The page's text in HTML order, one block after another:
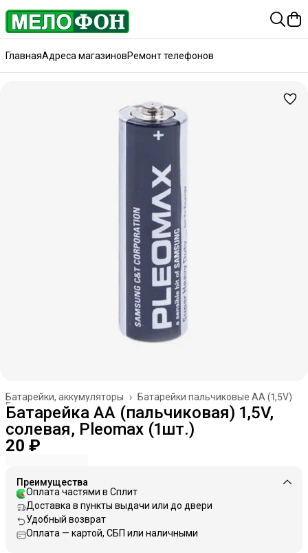
ГлавнаяАдреса магазиновРемонт телефонов
Батарейки пальчиковые AA (1,5V)
Батарейки, аккумуляторы
›
Главная
Батарейка AA (пальчиковая) 1,5V,
солевая, Pleomax (1шт.)
20 ₽
Преимущества
Оплата частями в Сплит
Доставка в пункты выдачи или до двери
Удобный возврат
Оплата — картой, СБП или наличными